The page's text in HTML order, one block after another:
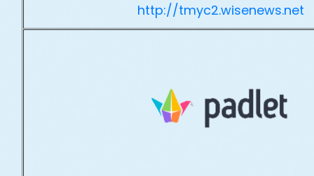
http://tmyc2.wisenews.net